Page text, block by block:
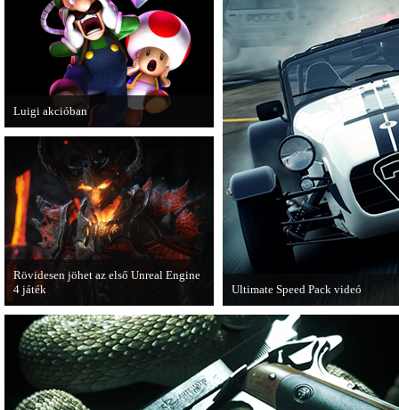
Luigi akcióban
A Nintendo 3DS-re készülő Luigi's
Mansion: Dark Moon újabb képeken
mutatja meg magát.
Ultimate Speed Pack videó
Már elérhető a Need for Speed
Wanted első nagyobb kiegészítő
csomagja.
Rövidesen jöhet az első Unreal Engine
4 játék
A Zombie Studios készölő játéka az
Epic Games legújabb motorját, az
Unreal Engine 4-et fogja használni.